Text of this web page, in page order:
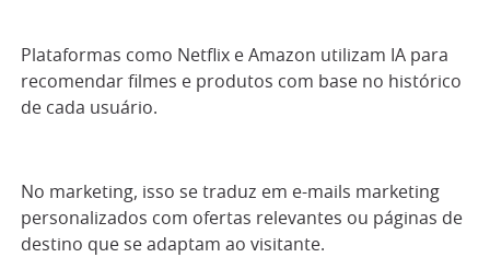
Plataformas como Netflix e Amazon utilizam IA para
recomendar filmes e produtos com base no histórico
de cada usuário.
No marketing, isso se traduz em e-mails marketing
personalizados com ofertas relevantes ou páginas de
destino que se adaptam ao visitante.